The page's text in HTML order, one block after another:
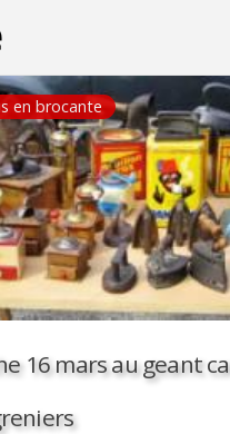
en brocante
16 mars au geant